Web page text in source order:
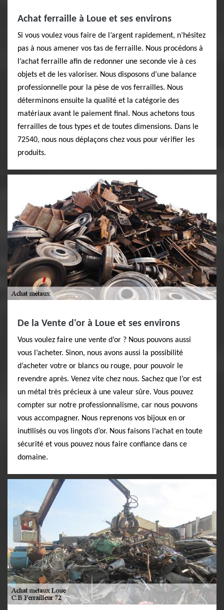
Achat ferraille à Loue et ses environs
Si vous voulez vous faire de l’argent rapidement, n’hésitez
pas à nous amener vos tas de ferraille. Nous procédons à
l’achat ferraille afin de redonner une seconde vie à ces
objets et de les valoriser. Nous disposons d’une balance
professionnelle pour la pèse de vos ferrailles. Nous
déterminons ensuite la qualité et la catégorie des
matériaux avant le paiement final. Nous achetons tous
ferrailles de tous types et de toutes dimensions. Dans le
72540, nous nous déplaçons chez vous pour vérifier les
produits.
De la Vente d'or à Loue et ses environs
Vous voulez faire une vente d’or ? Nous pouvons aussi
vous l’acheter. Sinon, nous avons aussi la possibilité
d’acheter votre or blancs ou rouge, pour pouvoir le
revendre après. Venez vite chez nous. Sachez que l’or est
un métal très précieux à une valeur sûre. Vous pouvez
compter sur notre professionnalisme, car nous pouvons
vous accompagner. Nous reprenons vos bijoux en or
inutilisés ou vos lingots d’or. Nous faisons l’achat en toute
sécurité et vous pouvez nous faire confiance dans ce
domaine.